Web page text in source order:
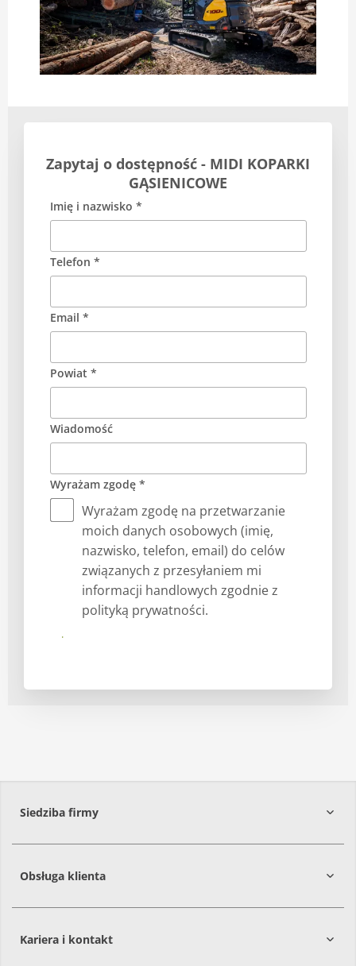
Zapytaj o dostępność - MIDI KOPARKI
GĄSIENICOWE
Imię i nazwisko *
Telefon *
Email *
Powiat *
Wiadomość
Wyrażam zgodę *
Wyrażam zgodę na przetwarzanie
moich danych osobowych (imię,
nazwisko, telefon, email) do celów
związanych z przesyłaniem mi
informacji handlowych zgodnie z
polityką prywatności.
Prześlij
Siedziba firmy
Obsługa klienta
Kariera i kontakt